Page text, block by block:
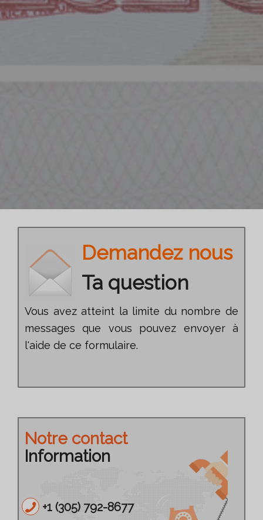
Demandez nous
Ta question
Vous avez atteint la limite du nombre de
messages que vous pouvez envoyer à
l'aide de ce formulaire.
Notre contact
Information
+1 (305) 792-8677